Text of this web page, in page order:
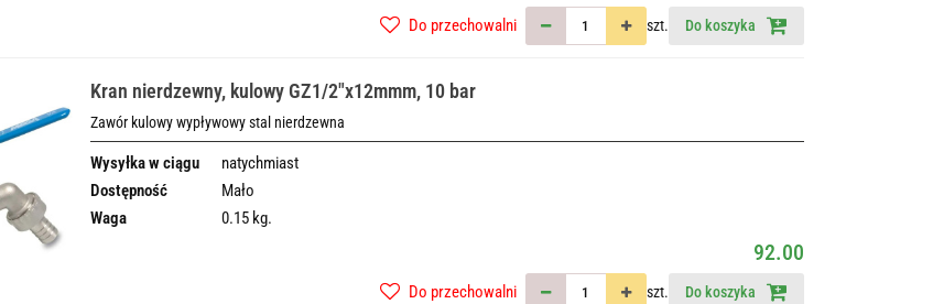
szt. Do koszyka
Do przechowalni
Kran nierdzewny, kulowy GZ1/2"x12mmm, 10 bar
Zawór kulowy wypływowy stal nierdzewna
Wysyłka w ciągu
natychmiast
Dostępność
Mało
Waga
0.15 kg.
92.00
szt. Do koszyka
Do przechowalni